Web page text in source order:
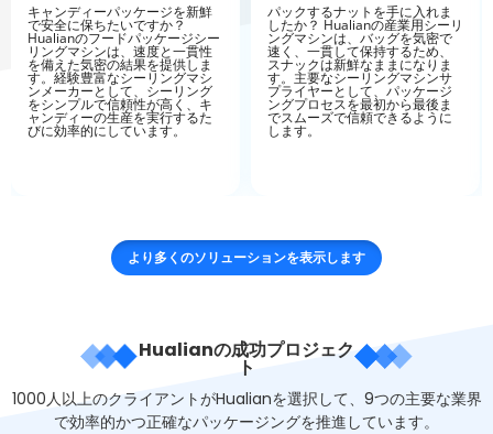
キャンディーパッケージを新鮮
で安全に保ちたいですか？
Hualianのフードパッケージシー
リングマシンは、速度と一貫性
を備えた気密の結果を提供しま
す。経験豊富なシーリングマシ
ンメーカーとして、シーリング
をシンプルで信頼性が高く、キ
ャンディーの生産を実行するた
びに効率的にしています。
パックするナットを手に入れま
したか？ Hualianの産業用シーリ
ングマシンは、バッグを気密で
速く、一貫して保持するため、
スナックは新鮮なままになりま
す。主要なシーリングマシンサ
プライヤーとして、パッケージ
ングプロセスを最初から最後ま
でスムーズで信頼できるように
します。
より多くのソリューションを表示します
Hualianの成功プロジェク
ト
1000人以上のクライアントがHualianを選択して、9つの主要な業界
で効率的かつ正確なパッケージングを推進しています。